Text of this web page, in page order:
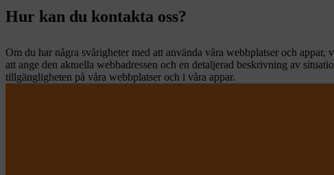
Hur kan du kontakta oss?
Om du har några svårigheter med att använda våra webbplatser och
att ange den aktuella webbadressen och en detaljerad beskrivning av
tillgängligheten på våra webbplatser och i våra appar.